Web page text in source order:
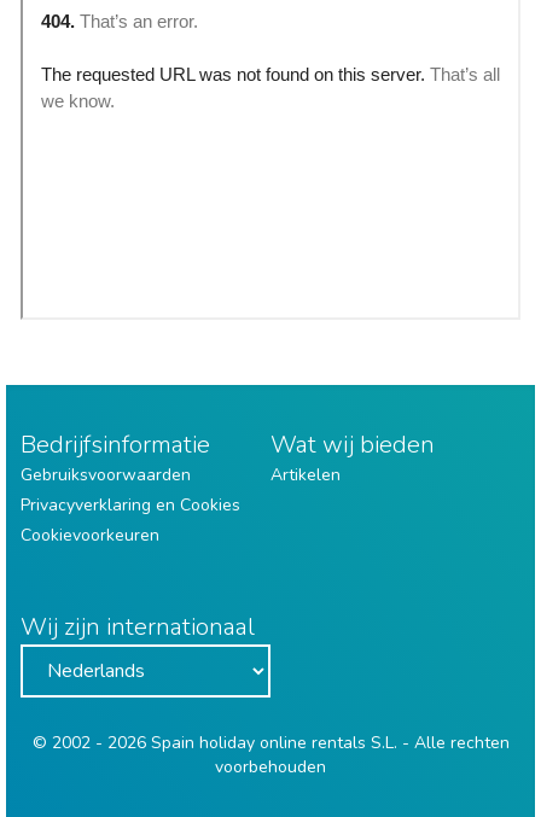
Bedrijfsinformatie
Gebruiksvoorwaarden
Privacyverklaring en Cookies
Cookievoorkeuren
Wat wij bieden
Artikelen
Wij zijn internationaal
© 2002 - 2026 Spain holiday online rentals S.L. - Alle rechten
voorbehouden